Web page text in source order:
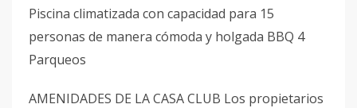
Piscina climatizada con capacidad para 15
personas de manera cómoda y holgada BBQ 4
Parqueos
AMENIDADES DE LA CASA CLUB Los propietarios